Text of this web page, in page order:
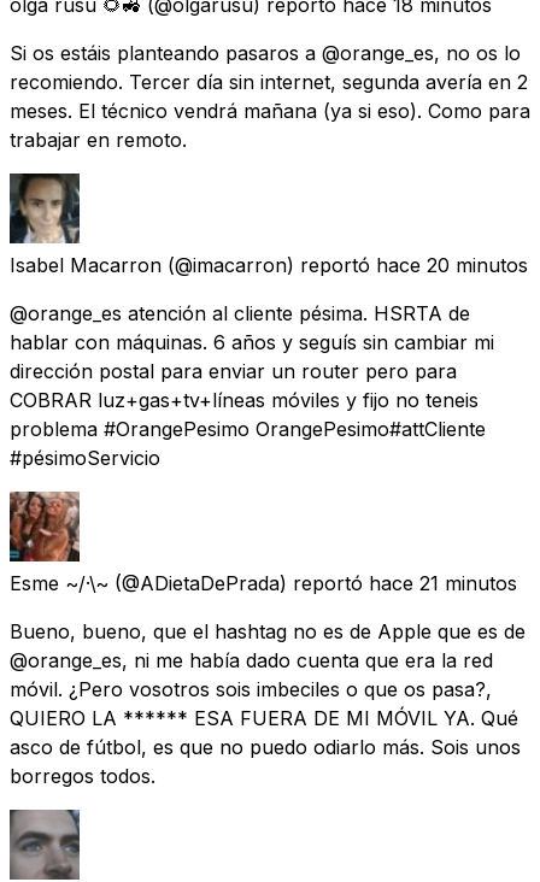
Si os estáis planteando pasaros a @orange_es, no os lo
recomiendo. Tercer día sin internet, segunda avería en 2
meses. El técnico vendrá mañana (ya si eso). Como para
trabajar en remoto.
Isabel Macarron (@imacarron) reportó hace 20 minutos
@orange_es atención al cliente pésima. HSRTA de
hablar con máquinas. 6 años y seguís sin cambiar mi
dirección postal para enviar un router pero para
COBRAR luz+gas+tv+líneas móviles y fijo no teneis
problema #OrangePesimo OrangePesimo#attCliente
#pésimoServicio
Esme ~/·\~ (@ADietaDePrada) reportó hace 21 minutos
Bueno, bueno, que el hashtag no es de Apple que es de
@orange_es, ni me había dado cuenta que era la red
móvil. ¿Pero vosotros sois imbeciles o que os pasa?,
QUIERO LA ****** ESA FUERA DE MI MÓVIL YA. Qué
asco de fútbol, es que no puedo odiarlo más. Sois unos
borregos todos.